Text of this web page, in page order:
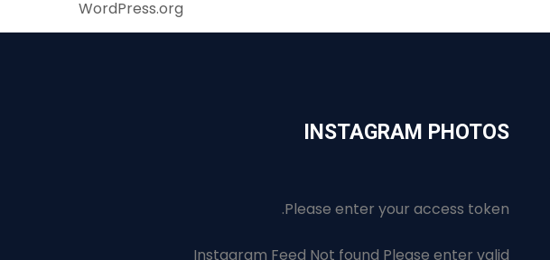
WordPress.org
INSTAGRAM PHOTOS
Please enter your access token.
Instagram Feed Not found Please enter valid